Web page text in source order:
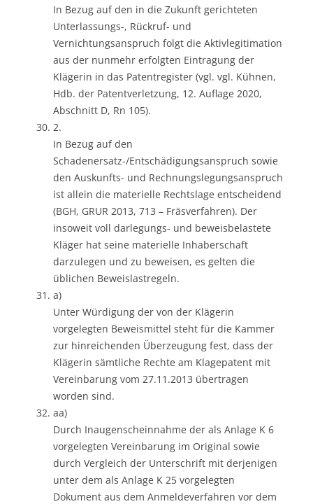
In Bezug auf den in die Zukunft gerichteten
Unterlassungs-, Rückruf- und
Vernichtungsanspruch folgt die Aktivlegitimation
aus der nunmehr erfolgten Eintragung der
Klägerin in das Patentregister (vgl. vgl. Kühnen,
Hdb. der Patentverletzung, 12. Auflage 2020,
Abschnitt D, Rn 105).
2.
In Bezug auf den
Schadenersatz-/Entschädigungsanspruch sowie
den Auskunfts- und Rechnungslegungsanspruch
ist allein die materielle Rechtslage entscheidend
(BGH, GRUR 2013, 713 – Fräsverfahren). Der
insoweit voll darlegungs- und beweisbelastete
Kläger hat seine materielle Inhaberschaft
darzulegen und zu beweisen, es gelten die
üblichen Beweislastregeln.
a)
Unter Würdigung der von der Klägerin
vorgelegten Beweismittel steht für die Kammer
zur hinreichenden Überzeugung fest, dass der
Klägerin sämtliche Rechte am Klagepatent mit
Vereinbarung vom 27.11.2013 übertragen
worden sind.
aa)
Durch Inaugenscheinnahme der als Anlage K 6
vorgelegten Vereinbarung im Original sowie
durch Vergleich der Unterschrift mit derjenigen
unter dem als Anlage K 25 vorgelegten
Dokument aus dem Anmeldeverfahren vor dem